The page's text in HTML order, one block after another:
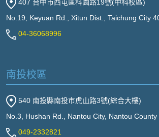
407 台中市西屯區科園路19號(中科校區)
No.19, Keyuan Rd., Xitun Dist., Taichung City
04-36068996
南投校區
540 南投縣南投市虎山路3號(綜合大樓)
No.3, Hushan Rd., Nantou City, Nantou County
049-2332821